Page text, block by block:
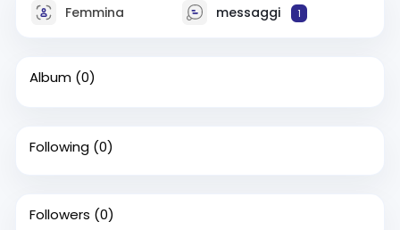
Femmina messaggi 1
Album (0)
Following (0)
Followers (0)